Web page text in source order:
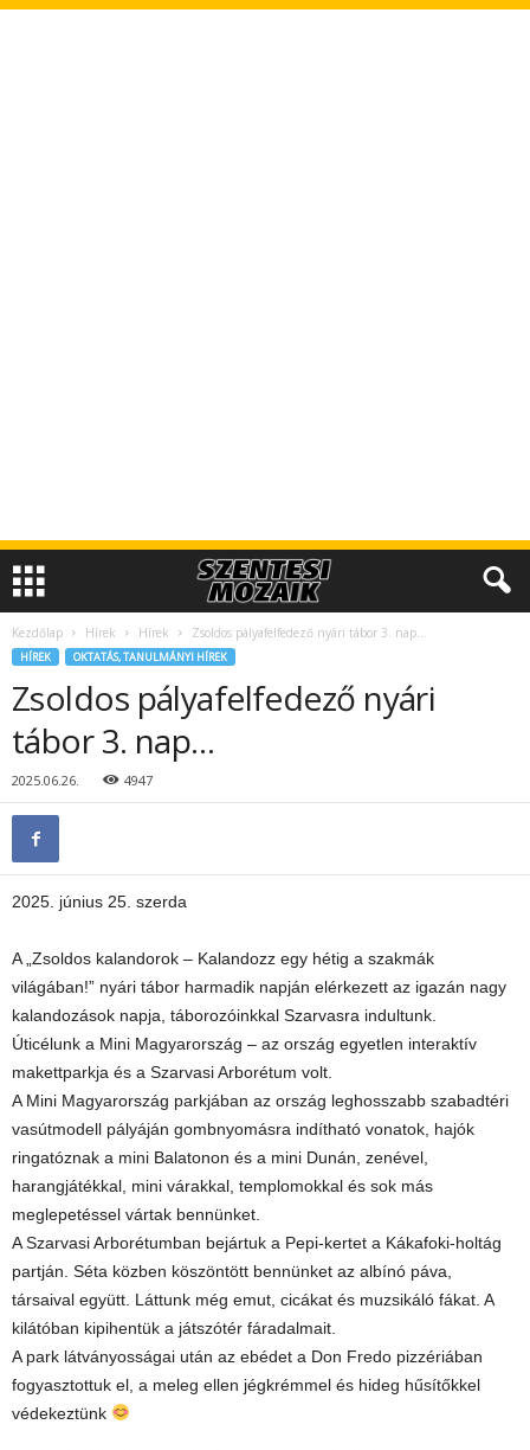
Kezdőlap Hírek Hírek Zsoldos pályafelfedező nyári tábor 3. nap…
HÍREK OKTATÁS, TANULMÁNYI HÍREK
Zsoldos pályafelfedező nyári
tábor 3. nap…
2025.06.26. 4947
2025. június 25. szerda
A „Zsoldos kalandorok – Kalandozz egy hétig a szakmák
világában!” nyári tábor harmadik napján elérkezett az igazán nagy
kalandozások napja, táborozóinkkal Szarvasra indultunk.
Úticélunk a Mini Magyarország – az ország egyetlen interaktív
makettparkja és a Szarvasi Arborétum volt.
A Mini Magyarország parkjában az ország leghosszabb szabadtéri
vasútmodell pályáján gombnyomásra indítható vonatok, hajók
ringatóznak a mini Balatonon és a mini Dunán, zenével,
harangjátékkal, mini várakkal, templomokkal és sok más
meglepetéssel vártak bennünket.
A Szarvasi Arborétumban bejártuk a Pepi-kertet a Kákafoki-holtág
partján. Séta közben köszöntött bennünket az albínó páva,
társaival együtt. Láttunk még emut, cicákat és muzsikáló fákat. A
kilátóban kipihentük a játszótér fáradalmait.
A park látványosságai után az ebédet a Don Fredo pizzériában
fogyasztottuk el, a meleg ellen jégkrémmel és hideg hűsítőkkel
védekeztünk